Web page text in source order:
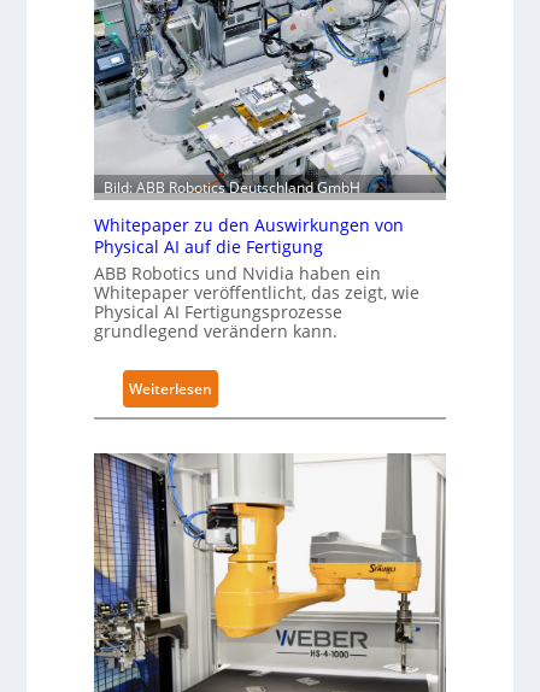
n
c
h
I
E
C
6
4
3
-
4
l
o
b
a
l
e
s
T
a
n
i
n
n
t
w
e
k
f
ü
r
n
o
m
L
ö
s
u
n
g
e
n
s
a
t
t
N
o
t
s
t
a
n
d
m
Bild: ABB Robotics Deutschland GmbH
Whitepaper zu den Auswirkungen von
Physical AI auf die Fertigung
ABB Robotics und Nvidia haben ein
Whitepaper veröffentlicht, das zeigt, wie
Physical AI Fertigungsprozesse
grundlegend verändern kann.
Weiterlesen
W
i
e
p
a
p
e
r
z